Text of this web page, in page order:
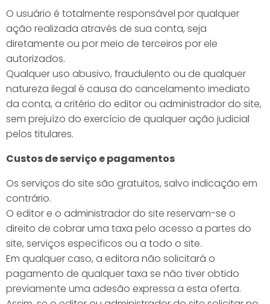
O usuário é totalmente responsável por qualquer
ação realizada através de sua conta, seja
diretamente ou por meio de terceiros por ele
autorizados.
Qualquer uso abusivo, fraudulento ou de qualquer
natureza ilegal é causa do cancelamento imediato
da conta, a critério do editor ou administrador do site,
sem prejuízo do exercício de qualquer ação judicial
pelos titulares.
Custos de serviço e pagamentos
Os serviços do site são gratuitos, salvo indicação em
contrário.
O editor e o administrador do site reservam-se o
direito de cobrar uma taxa pelo acesso a partes do
site, serviços específicos ou a todo o site.
Em qualquer caso, a editora não solicitará o
pagamento de qualquer taxa se não tiver obtido
previamente uma adesão expressa a esta oferta.